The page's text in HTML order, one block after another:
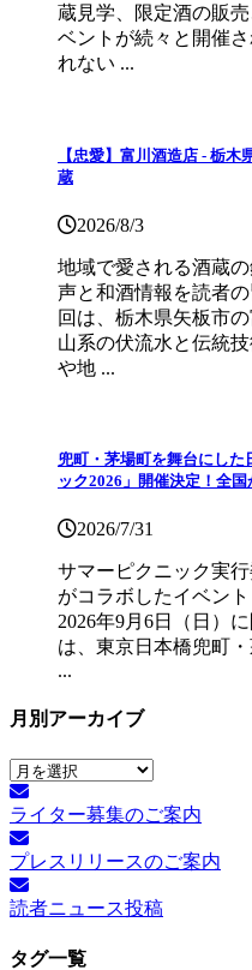
蔵見学、限定酒の販
ベントが続々と開催
れない ...
【忠愛】富川酒造店 ‐ 栃
蔵
2026/8/3
地域で愛される酒蔵
声と和酒情報を読者
回は、栃木県矢板市
山系の伏流水と伝統
や地 ...
兜町・茅場町を舞台にし
ック2026」開催決定！全
2026/7/31
サマーピクニック実
がコラボしたイベン
2026年9月6日（日）
は、東京日本橋兜町
...
月別アーカイブ
月
別
ア
ー
カ
イ
ブ
ライター募集のご案内
プレスリリースのご案内
読者ニュース投稿
タグ一覧